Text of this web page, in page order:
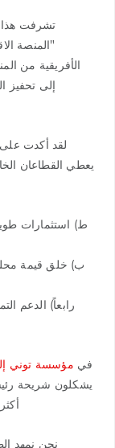
تشرفت هذا
"المنصة
الأفريقية من
إلى تحفيز
لقد أكدت على
يعطي القطاعان
ط) استثمارات
ب) خلق قيمة
رابعاً) الدعم
في مؤسسة توني
يشكلون شريحة
نحن نمهد